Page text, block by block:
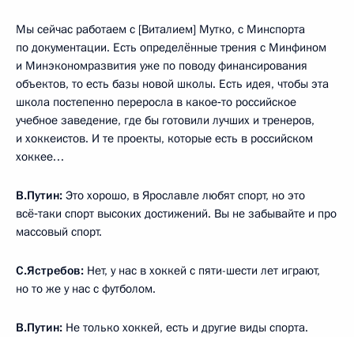
Мы сейчас работаем с [Виталием] Мутко, с Минспорта
по документации. Есть определённые трения с Минфином
и Минэкономразвития уже по поводу финансирования
объектов, то есть базы новой школы. Есть идея, чтобы эта
школа постепенно переросла в какое‑то российское
учебное заведение, где бы готовили лучших и тренеров,
и хоккеистов. И те проекты, которые есть в российском
хоккее…
В.Путин: Это хорошо, в Ярославле любят спорт, но это
всё‑таки спорт высоких достижений. Вы не забывайте и про
массовый спорт.
С.Ястребов: Нет, у нас в хоккей с пяти-шести лет играют,
но то же у нас с футболом.
В.Путин: Не только хоккей, есть и другие виды спорта.